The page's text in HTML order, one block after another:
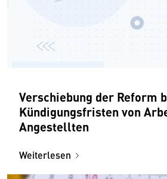
Verschiebung der Reform
Kündigungsfristen von
Angestellten
Weiterlesen